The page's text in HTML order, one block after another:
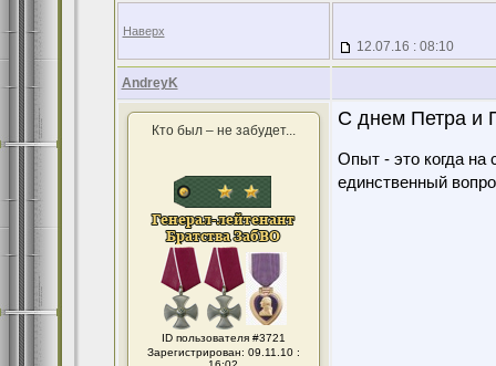
Наверх
12.07.16 : 08:10
AndreyK
Кто был – не забудет...
ID пользователя #3721
Зарегистрирован: 09.11.10 :
C днем Петра и
Опыт - это когда на
единственный